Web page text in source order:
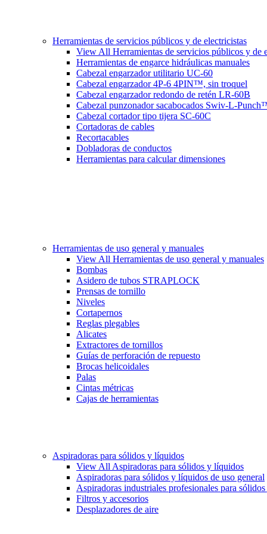
Herramientas de servicios públicos y de electricistas
View All Herramientas de servicios públicos y de
Herramientas de engarce hidráulicas manuales
Cabezal engarzador utilitario UC-60
Cabezal engarzador 4P-6 4PIN™, sin troquel
Cabezal engarzador redondo de retén LR-60B
Cabezal punzonador sacabocados Swiv-L-
Cabezal cortador tipo tijera SC-60C
Cortadoras de cables
Recortacables
Dobladoras de conductos
Herramientas para calcular dimensiones
Herramientas de uso general y manuales
View All Herramientas de uso general y manuales
Bombas
Asidero de tubos STRAPLOCK
Prensas de tornillo
Niveles
Cortapernos
Reglas plegables
Alicates
Extractores de tornillos
Guías de perforación de repuesto
Brocas helicoidales
Palas
Cintas métricas
Cajas de herramientas
Aspiradoras para sólidos y líquidos
View All Aspiradoras para sólidos y líquidos
Aspiradoras para sólidos y líquidos de uso general
Aspiradoras industriales profesionales para
Filtros y accesorios
Desplazadores de aire